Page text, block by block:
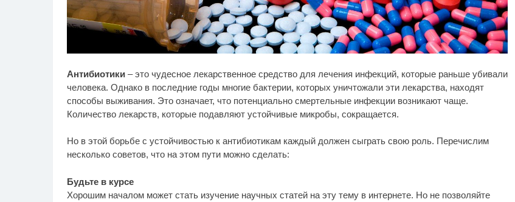
Антибиотики– это чудесное лекарственное средство для лечения инфекций, которые раньше убивали
человека. Однако в последние годы многие бактерии, которых уничтожали эти лекарства, находят
способы выживания. Это означает, что потенциально смертельные инфекции возникают чаще.
Количество лекарств, которые подавляют устойчивые микробы, сокращается.
Но в этой борьбе с устойчивостью к антибиотикам каждый должен сыграть свою роль. Перечислим
несколько советов, что на этом пути можно сделать:
Будьте в курсе
Хорошим началом может стать изучение научных статей на эту тему в интернете. Но не позволяйте
пляже Крыма: Что люди
вытворяют, когда их не
видят...
секунд, а смеяться вы
будете долго
будете смеяться долго